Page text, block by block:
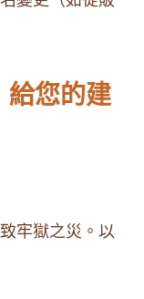
給您的建
牢獄之災。以